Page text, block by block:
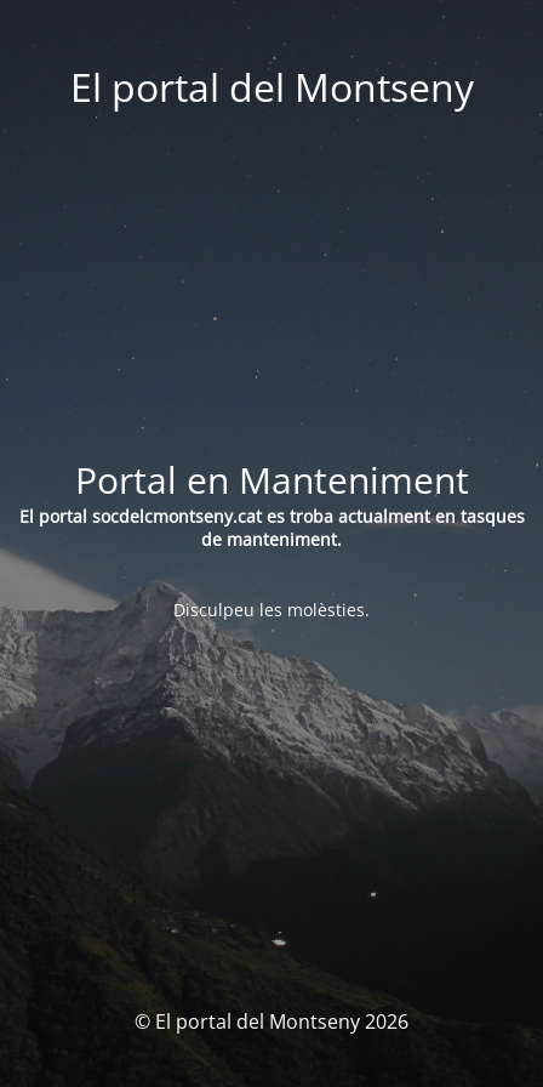
El portal del Montseny
Portal en Manteniment
El portal socdelcmontseny.cat es troba actualment en tasques
de manteniment.
Disculpeu les molèsties.
© El portal del Montseny 2026